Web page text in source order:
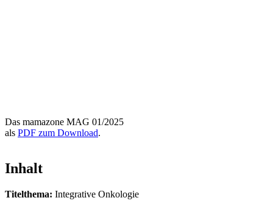
Das mamazone MAG 01/2025
als PDF zum Download.
Inhalt
Titelthema: Integrative Onkologie